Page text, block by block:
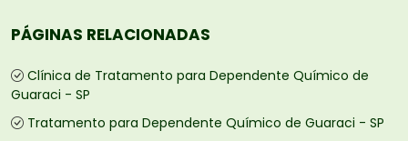
PÁGINAS RELACIONADAS
Clínica de Tratamento para Dependente Químico de
Guaraci - SP
Tratamento para Dependente Químico de Guaraci - SP